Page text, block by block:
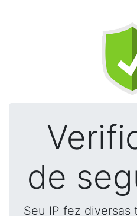
de
Seu IP fez diversas